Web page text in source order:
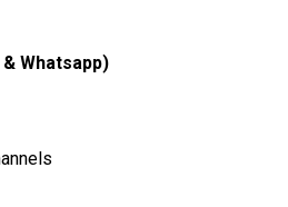
Whatsapp)